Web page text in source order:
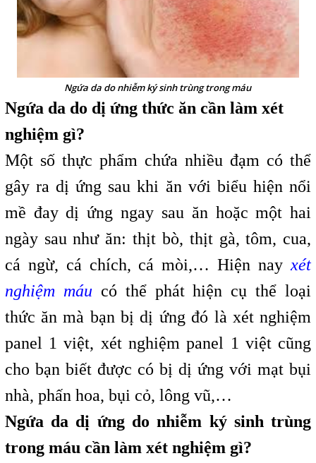
Ngứa da do nhiễm ký sinh trùng trong máu
Ngứa da do dị ứng thức ăn cần làm xét
nghiệm gì?
Một số thực phẩm chứa nhiều đạm có thể
gây ra dị ứng sau khi ăn với biểu hiện nổi
mề đay dị ứng ngay sau ăn hoặc một hai
ngày sau như ăn: thịt bò, thịt gà, tôm, cua,
cá ngừ, cá chích, cá mòi,… Hiện nayxét
nghiệm máu có thể phát hiện cụ thể loại
thức ăn mà bạn bị dị ứng đó là xét nghiệm
panel 1 việt, xét nghiệm panel 1 việt cũng
cho bạn biết được có bị dị ứng với mạt bụi
nhà, phấn hoa, bụi cỏ, lông vũ,…
Ngứa da dị ứng do nhiễm ký sinh trùng
trong máu cần làm xét nghiệm gì?